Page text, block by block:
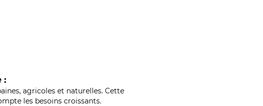
:
agricoles et naturelles. Cette
les besoins croissants.